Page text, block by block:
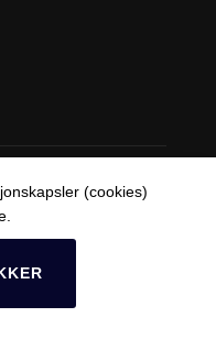
(cookies)